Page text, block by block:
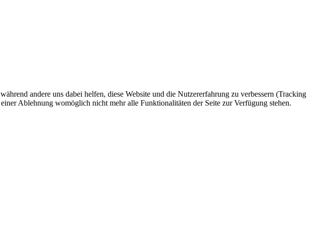
andere uns dabei helfen, diese Website und die Nutzererfahrung zu verbessern (Tracking
Ablehnung womöglich nicht mehr alle Funktionalitäten der Seite zur Verfügung stehen.